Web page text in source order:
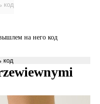
код
на него код
код